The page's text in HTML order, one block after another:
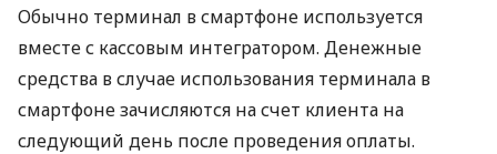
Обычно терминал в смартфоне используется
вместе с кассовым интегратором. Денежные
средства в случае использования терминала в
смартфоне зачисляются на счет клиента на
следующий день после проведения оплаты.